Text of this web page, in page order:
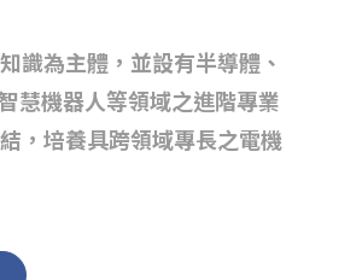
識為主體，並設有半導體、
慧機器人等領域之進階專業
，培養具跨領域專長之電機